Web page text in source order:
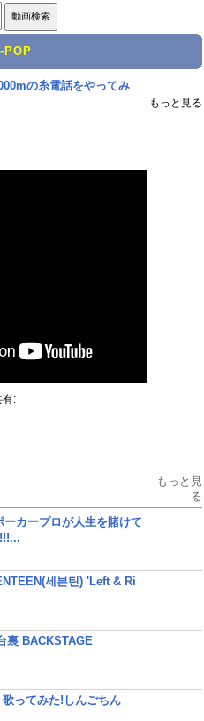
POP
の糸電話をやってみ
もっと見る
有:
もっと見
る
ーカープロが人生を賭けて
세븐틴) 'Left & Ri
裏 BACKSTAGE
ってみた!しんごちん